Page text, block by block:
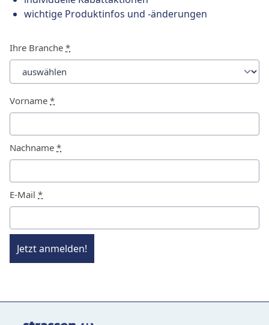
wichtige Produktinfos und -änderungen
Ihre Branche *
Vorname *
Nachname *
E-Mail *
Jetzt anmelden!